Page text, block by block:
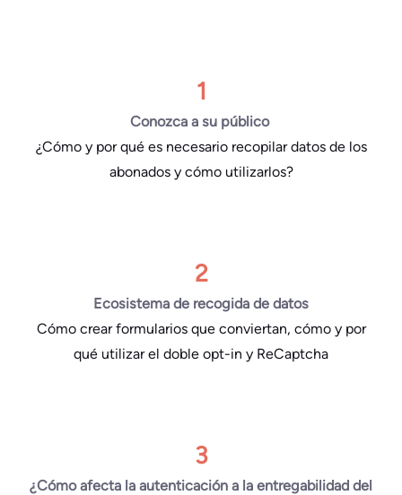
1
Conozca a su público
¿Cómo y por qué es necesario recopilar datos de los
abonados y cómo utilizarlos?
2
Ecosistema de recogida de datos
Cómo crear formularios que conviertan, cómo y por
qué utilizar el doble opt-in y ReCaptcha
3
¿Cómo afecta la autenticación a la entregabilidad del